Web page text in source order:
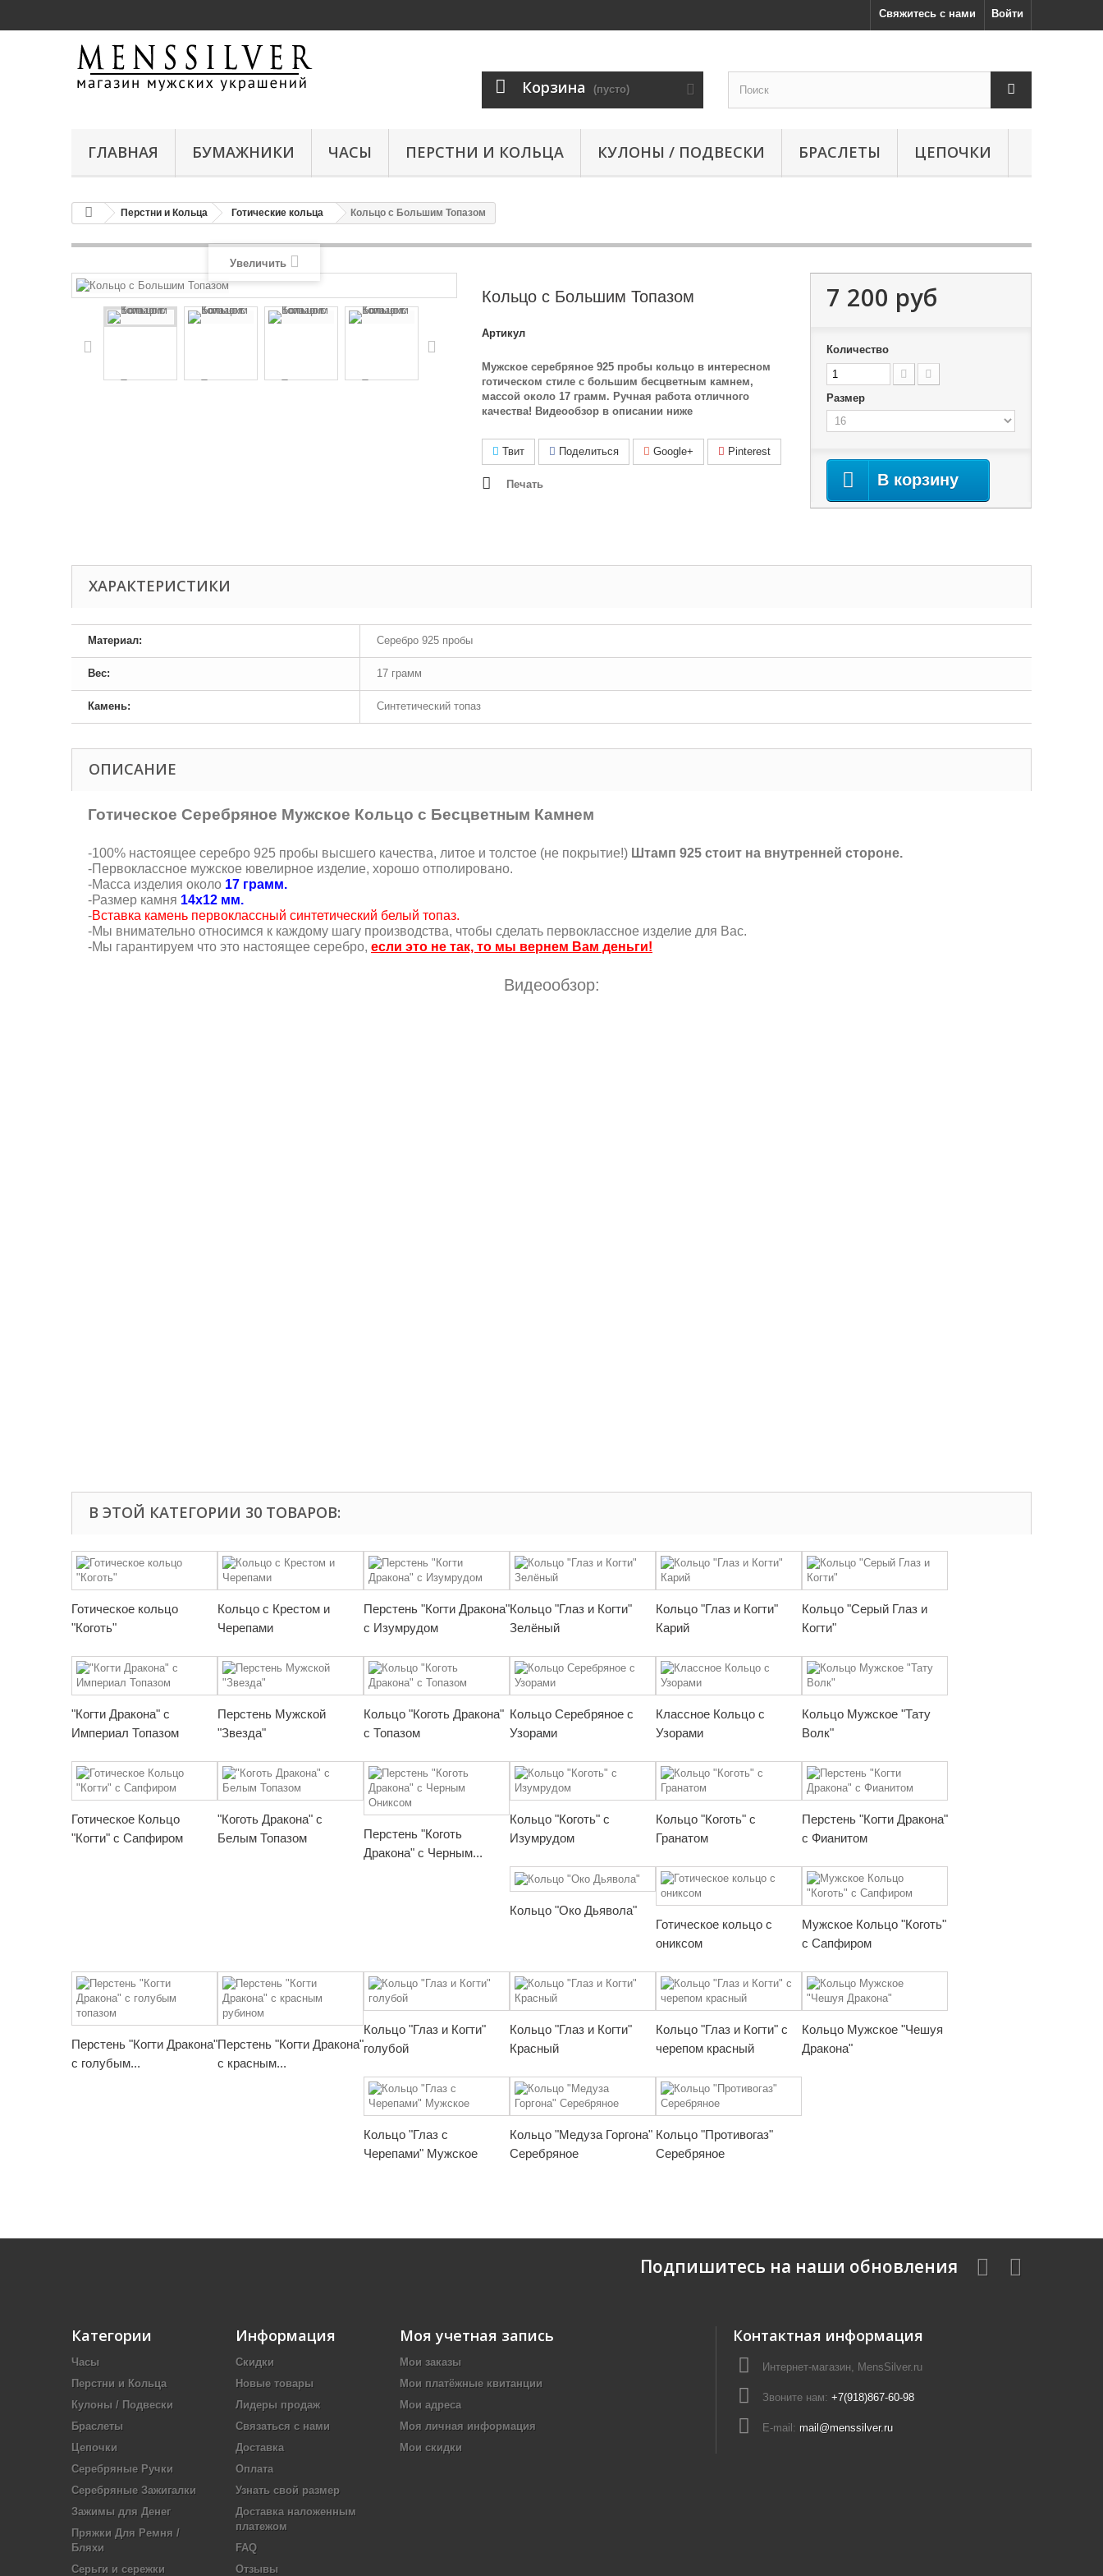
Войти
Свяжитесь с нами
Корзина (пусто)
ГЛАВНАЯ БУМАЖНИКИ ЧАСЫ ПЕРСТНИ И КОЛЬЦА КУЛОНЫ / ПОДВЕСКИ БРАСЛЕТЫ ЦЕПОЧКИ
Перстни и Кольца Готические кольца Кольцо с Большим Топазом
Увеличить
Кольцо с Большим Топазом
Артикул
Мужское серебряное 925 пробы кольцо в интересном
готическом стиле с большим бесцветным камнем,
массой около 17 грамм. Ручная работа отличного
качества! Видеообзор в описании ниже
Твит Поделиться Google+ Pinterest
Печать
7 200 руб
Количество
Размер
В корзину
ХАРАКТЕРИСТИКИ
Материал: Серебро 925 пробы
Вес: 17 грамм
Камень: Синтетический топаз
ОПИСАНИЕ
Готическое Серебряное Мужское Кольцо с Бесцветным Камнем
-100% настоящее серебро 925 пробы высшего качества, литое и толстое (не покрытие!) Штамп 925 стоит на внутренней стороне.
-Первоклассное мужское ювелирное изделие, хорошо отполировано.
-Масса изделия около 17 грамм.
-Размер камня 14х12 мм.
-Вставка камень первоклассный синтетический белый топаз.
-Мы внимательно относимся к каждому шагу производства, чтобы сделать первоклассное изделие для Вас.
-Мы гарантируем что это настоящее серебро, если это не так, то мы вернем Вам деньги!
Видеообзор:
В ЭТОЙ КАТЕГОРИИ 30 ТОВАРОВ:
Готическое кольцо
"Коготь"
Кольцо с Крестом и
Черепами
Перстень "Когти Дракона"
с Изумрудом
Кольцо "Глаз и Когти"
Зелёный
Кольцо "Глаз и Когти"
Карий
Кольцо "Серый Глаз и
Когти"
"Когти Дракона" с
Империал Топазом
Перстень Мужской
"Звезда"
Кольцо "Коготь Дракона"
с Топазом
Кольцо Серебряное с
Узорами
Классное Кольцо с
Узорами
Кольцо Мужское "Тату
Волк"
Готическое Кольцо
"Когти" с Сапфиром
"Коготь Дракона" с
Белым Топазом
Перстень "Коготь
Дракона" с Черным...
Кольцо "Коготь" с
Изумрудом
Кольцо "Коготь" с
Гранатом
Перстень "Когти Дракона"
с Фианитом
Кольцо "Око Дьявола"
Готическое кольцо с
ониксом
Мужское Кольцо "Коготь"
с Сапфиром
Перстень "Когти Дракона"
с голубым...
Перстень "Когти Дракона"
с красным...
Кольцо "Глаз и Когти"
голубой
Кольцо "Глаз и Когти"
Красный
Кольцо "Глаз и Когти" с
черепом красный
Кольцо Мужское "Чешуя
Дракона"
Кольцо "Глаз с
Черепами" Мужское
Кольцо "Медуза Горгона"
Серебряное
Кольцо "Противогаз"
Серебряное
Подпишитесь на наши обновления
Категории
Часы
Перстни и Кольца
Кулоны / Подвески
Браслеты
Цепочки
Серебряные Ручки
Серебряные Зажигалки
Зажимы для Денег
Пряжки Для Ремня /
Бляхи
Серьги и сережки
Информация
Скидки
Новые товары
Лидеры продаж
Связаться с нами
Доставка
Оплата
Узнать свой размер
Доставка наложенным
платежом
FAQ
Отзывы
Моя учетная запись
Мои заказы
Мои платёжные квитанции
Мои адреса
Моя личная информация
Мои скидки
Контактная информация
Интернет-магазин, MensSilver.ru
Звоните нам: +7(918)867-60-98
E-mail: mail@menssilver.ru